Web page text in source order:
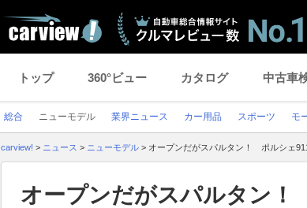
トップ 360°ビュー カタログ 中古車
総合 ニューモデル 業界ニュース カー用品 スポーツ モ
carview! > ニュース > ニューモデル > オープンだがスパルタン！ ポルシェ
オープンだがスパルタン